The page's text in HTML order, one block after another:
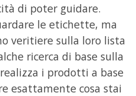
di poter guidare.
le etichette, ma
veritiere sulla loro lista
ricerca di base sulla
i prodotti a base
esattamente cosa stai